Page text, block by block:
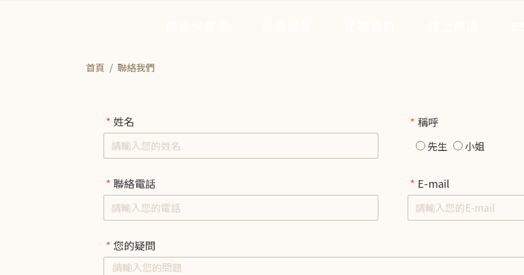
首頁 / 聯絡我們
姓名 稱呼
先生 小姐
聯絡電話 E-mail
您的疑問